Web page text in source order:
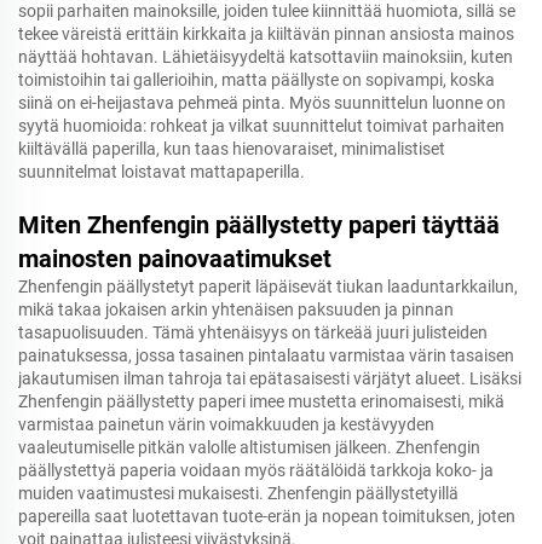
sopii parhaiten mainoksille, joiden tulee kiinnittää huomiota, sillä se
tekee väreistä erittäin kirkkaita ja kiiltävän pinnan ansiosta mainos
näyttää hohtavan. Lähietäisyydeltä katsottaviin mainoksiin, kuten
toimistoihin tai gallerioihin, matta päällyste on sopivampi, koska
siinä on ei-heijastava pehmeä pinta. Myös suunnittelun luonne on
syytä huomioida: rohkeat ja vilkat suunnittelut toimivat parhaiten
kiiltävällä paperilla, kun taas hienovaraiset, minimalistiset
suunnitelmat loistavat mattapaperilla.
Miten Zhenfengin päällystetty paperi täyttää
mainosten painovaatimukset
Zhenfengin päällystetyt paperit läpäisevät tiukan laaduntarkkailun,
mikä takaa jokaisen arkin yhtenäisen paksuuden ja pinnan
tasapuolisuuden. Tämä yhtenäisyys on tärkeää juuri julisteiden
painatuksessa, jossa tasainen pintalaatu varmistaa värin tasaisen
jakautumisen ilman tahroja tai epätasaisesti värjätyt alueet. Lisäksi
Zhenfengin päällystetty paperi imee mustetta erinomaisesti, mikä
varmistaa painetun värin voimakkuuden ja kestävyyden
vaaleutumiselle pitkän valolle altistumisen jälkeen. Zhenfengin
päällystettyä paperia voidaan myös räätälöidä tarkkoja koko- ja
muiden vaatimustesi mukaisesti. Zhenfengin päällystetyillä
papereilla saat luotettavan tuote-erän ja nopean toimituksen, joten
voit painattaa julisteesi viivästyksinä.